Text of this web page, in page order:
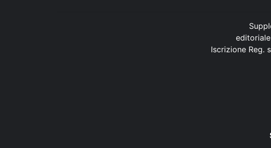
Iscrizione Reg.